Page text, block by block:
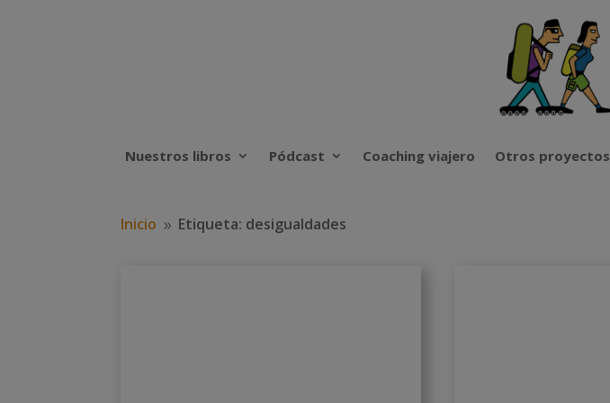
Nuestros libros Pódcast Coaching viajero Otros proyectos
Inicio 9 Etiqueta: desigualdades